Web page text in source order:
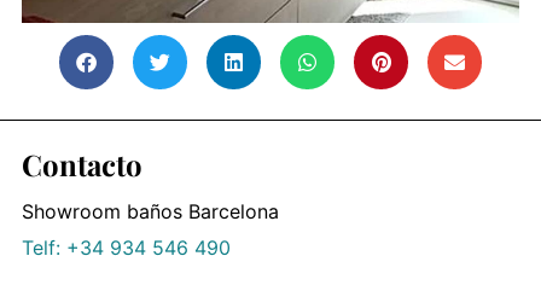
Contacto
Showroom baños Barcelona
Telf: +34 934 546 490